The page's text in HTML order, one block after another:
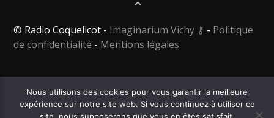
© Radio Coquelicot - Imaginarium Vichy ⚷ - Politique
de confidentialité - Mentions légales
Nous utilisons des cookies pour vous garantir la meilleure
expérience sur notre site web. Si vous continuez à utiliser ce